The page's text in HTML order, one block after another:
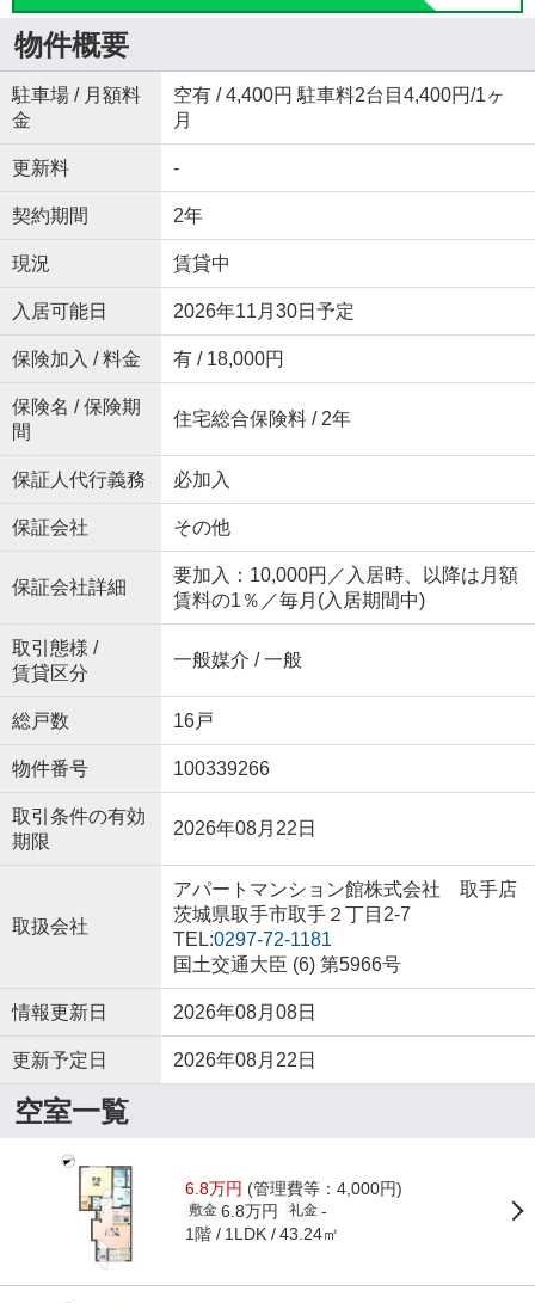
物件概要
駐車場 / 月額料
金
空有 / 4,400円 駐車料2台目4,400円/1ヶ
月
更新料 -
契約期間 2年
現況 賃貸中
入居可能日 2026年11月30日予定
保険加入 / 料金 有 / 18,000円
保険名 / 保険期
間
住宅総合保険料 / 2年
保証人代行義務 必加入
保証会社 その他
保証会社詳細
要加入：10,000円／入居時、以降は月額
賃料の1％／毎月(入居期間中)
取引態様 /
賃貸区分
一般媒介 / 一般
総戸数 16戸
物件番号 100339266
取引条件の有効
期限
2026年08月22日
取扱会社
アパートマンション館株式会社 取手店
茨城県取手市取手２丁目2-7
TEL:0297-72-1181
国土交通大臣 (6) 第5966号
情報更新日 2026年08月08日
更新予定日 2026年08月22日
空室一覧
6.8万円 (管理費等：4,000円)
敷金 6.8万円 礼金 -
1階 1LDK 43.24㎡